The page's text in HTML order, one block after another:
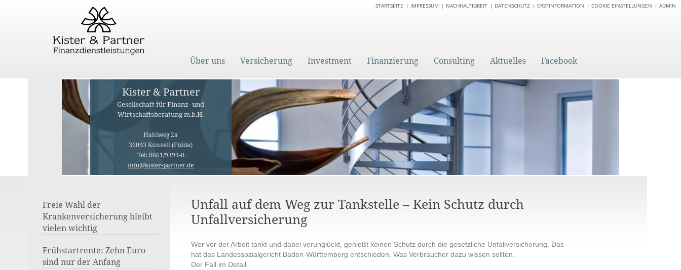
Über uns Versicherung Investment Finanzierung Consulting Aktuelles Facebook
STARTSEITE IMPRESSUM NACHHALTIGKEIT DATENSCHUTZ ERSTINFORMATION COOKIE EINSTELLUNGEN ADMIN
Kister & Partner
Gesellschaft für Finanz- und
Wirtschaftsberatung m.b.H.
Hahlweg 2a
36093 Künzell (Fulda)
Tel: 0661/9399-0
info@kister-partner.de
Freie Wahl der
Krankenversicherung bleibt
vielen wichtig
Frühstartrente: Zehn Euro
sind nur der Anfang
Unfall auf dem Weg zur Tankstelle – Kein Schutz durch
Unfallversicherung
Wer vor der Arbeit tankt und dabei verunglückt, genießt keinen Schutz durch die gesetzliche Unfallversicherung. Das
hat das Landessozialgericht Baden-Württemberg entschieden. Was Verbraucher dazu wissen sollten.
Der Fall im Detail